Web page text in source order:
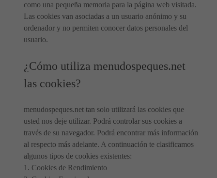
como una pequeña memoria para la página web visitada.
Las cookies van asociadas a un usuario anónimo y su
ordenador y no permiten conocer datos personales del
usuario.
¿Cómo utiliza menudospeques.net
las cookies?
menudospeques.net tan solo utilizará las cookies que
usted nos deje utilizar. Podrá controlar sus cookies a
través de su navegador. Podrá encontrar más información
al respecto más adelante. A continuación te clasificamos
algunos tipos de cookies existentes:
1. Cookies de Rendimiento